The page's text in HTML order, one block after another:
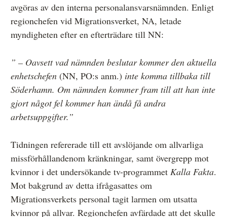
avgöras av den interna personalansvarsnämnden. Enligt
regionchefen vid Migrationsverket, NA, letade
myndigheten efter en efterträdare till NN:
” – Oavsett vad nämnden beslutar kommer den aktuella
enhetschefen (NN, PO:s anm.) inte komma tillbaka till
Söderhamn. Om nämnden kommer fram till att han inte
gjort något fel kommer han ändå få andra
arbetsuppgifter.”
Tidningen refererade till ett avslöjande om allvarliga
missförhållandenom kränkningar, samt övergrepp mot
kvinnor i det undersökande tv-programmet Kalla Fakta.
Mot bakgrund av detta ifrågasattes om
Migrationsverkets personal tagit larmen om utsatta
kvinnor på allvar. Regionchefen avfärdade att det skulle